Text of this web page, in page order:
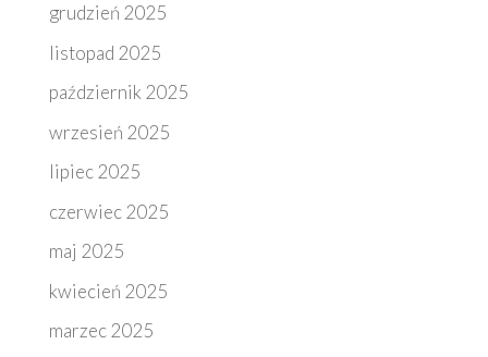
grudzień 2025
listopad 2025
październik 2025
wrzesień 2025
lipiec 2025
czerwiec 2025
maj 2025
kwiecień 2025
marzec 2025